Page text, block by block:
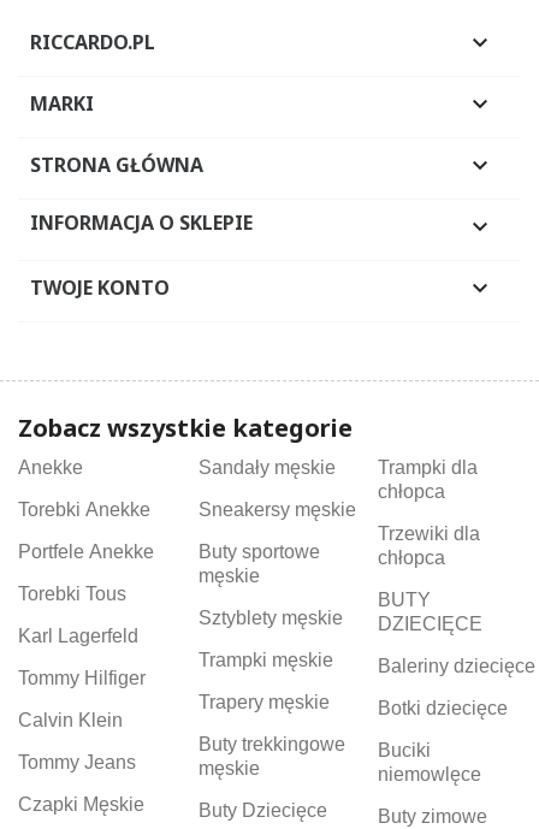
RICCARDO.PL 
MARKI 
STRONA GŁÓWNA 
INFORMACJA O SKLEPIE 
TWOJE KONTO 
Zobacz wszystkie kategorie
Anekke
Torebki Anekke
Portfele Anekke
Torebki Tous
Karl Lagerfeld
Tommy Hilfiger
Calvin Klein
Tommy Jeans
Czapki Męskie
Sandały męskie
Sneakersy męskie
Buty sportowe
męskie
Sztyblety męskie
Trampki męskie
Trapery męskie
Buty trekkingowe
męskie
Buty Dziecięce
Trampki dla
chłopca
Trzewiki dla
chłopca
BUTY
DZIECIĘCE
Baleriny dziecięce
Botki dziecięce
Buciki
niemowlęce
Buty zimowe